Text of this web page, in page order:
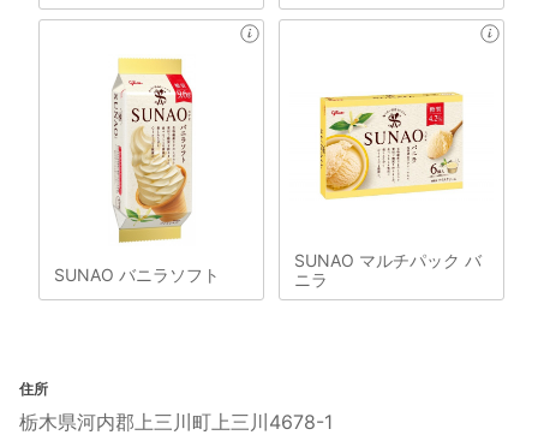
SUNAO バニラソフト
SUNAO マルチパック バ
ニラ
住所
栃木県河内郡上三川町上三川4678-1